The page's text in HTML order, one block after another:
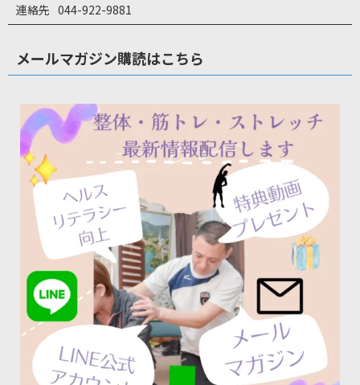
連絡先 044-922-9881
メールマガジン購読はこちら